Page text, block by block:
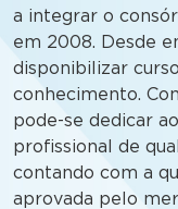
a integrar o
em 2008. Desde
disponibilizar
conhecimento.
pode-se dedicar
profissional de
contando com a
aprovada pelo